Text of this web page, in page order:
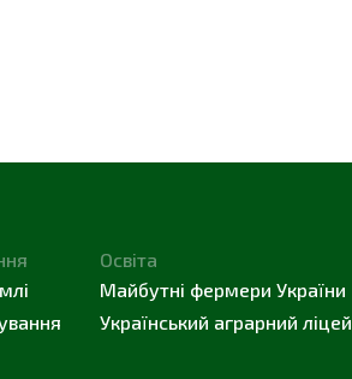
Освіта
Майбутні фермери України
Український аграрний ліцей